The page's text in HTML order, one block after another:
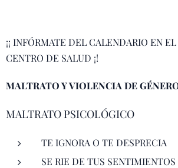
¡¡ INFÓRMATE DEL CALENDARIO EN
CENTRO DE SALUD ¡!
MALTRATO Y VIOLENCIA DE
MALTRATO PSICOLÓGICO
TE IGNORA O TE DESPRECIA
SE RIE DE TUS SENTIMIENTOS